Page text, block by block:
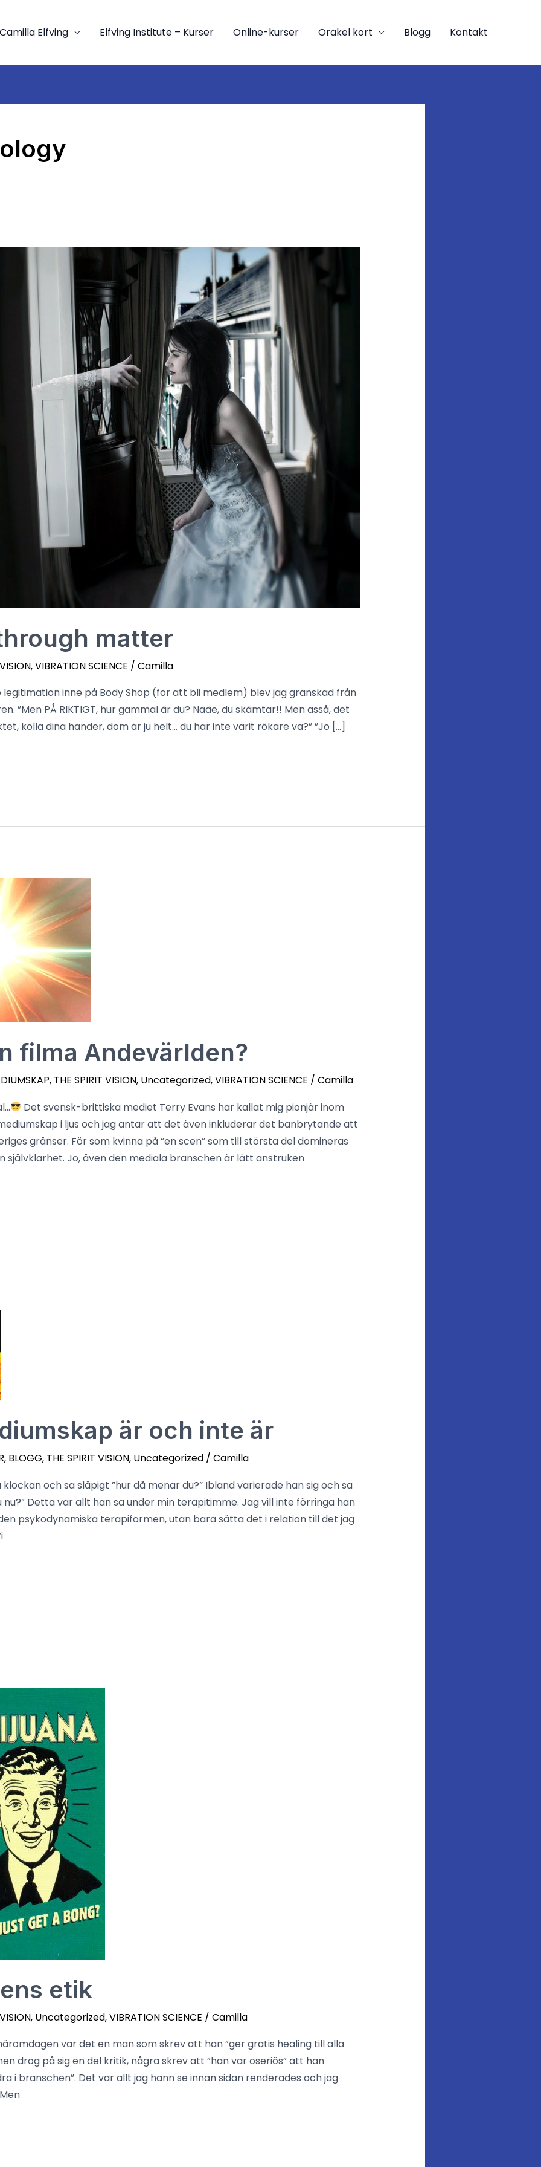
Camilla Elfving Elfving Institute – Kurser Online-kurser Orakel kort Blogg Kontakt
matter
,VIBRATION SCIENCE / Camilla
legitimation inne på Body Shop (för att bli medlem) blev jag granskad från
”Men PÅ RIKTIGT, hur gammal är du? Nääe, du skämtar!! Men asså, det
kolla dina händer, dom är ju helt… du har inte varit rökare va?” ”Jo […]
filma Andevärlden?
, THE SPIRIT VISION, Uncategorized,VIBRATION SCIENCE / Camilla
Det svensk-brittiska mediet Terry Evans har kallat mig pionjär inom
i ljus och jag antar att det även inkluderar det banbrytande att
gränser. För som kvinna på ”en scen” som till största del domineras
självklarhet. Jo, även den mediala branschen är lätt anstruken
är och inte är
, BLOGG, THE SPIRIT VISION, Uncategorized/ Camilla
och sa släpigt ”hur då menar du?” Ibland varierade han sig och sa
nu?” Detta var allt han sa under min terapitimme. Jag vill inte förringa han
psykodynamiska terapiformen, utan bara sätta det i relation till det jag
etik
, Uncategorized,VIBRATION SCIENCE / Camilla
var det en man som skrev att han ”ger gratis healing till alla
drog på sig en del kritik, några skrev att ”han var oseriös” att han
i branschen”. Det var allt jag hann se innan sidan renderades och jag